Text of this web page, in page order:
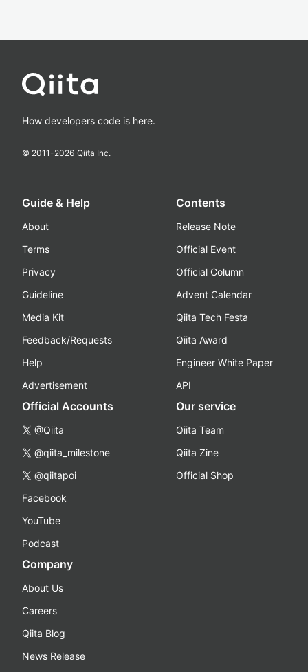
How developers code is here.
© 2011-2026 Qiita Inc.
Guide & Help
About
Terms
Privacy
Guideline
Media Kit
Feedback/Requests
Help
Advertisement
Contents
Release Note
Official Event
Official Column
Advent Calendar
Qiita Tech Festa
Qiita Award
Engineer White Paper
API
Official Accounts
@Qiita
@qiita_milestone
@qiitapoi
Facebook
YouTube
Podcast
Our service
Qiita Team
Qiita Zine
Official Shop
Company
About Us
Careers
Qiita Blog
News Release